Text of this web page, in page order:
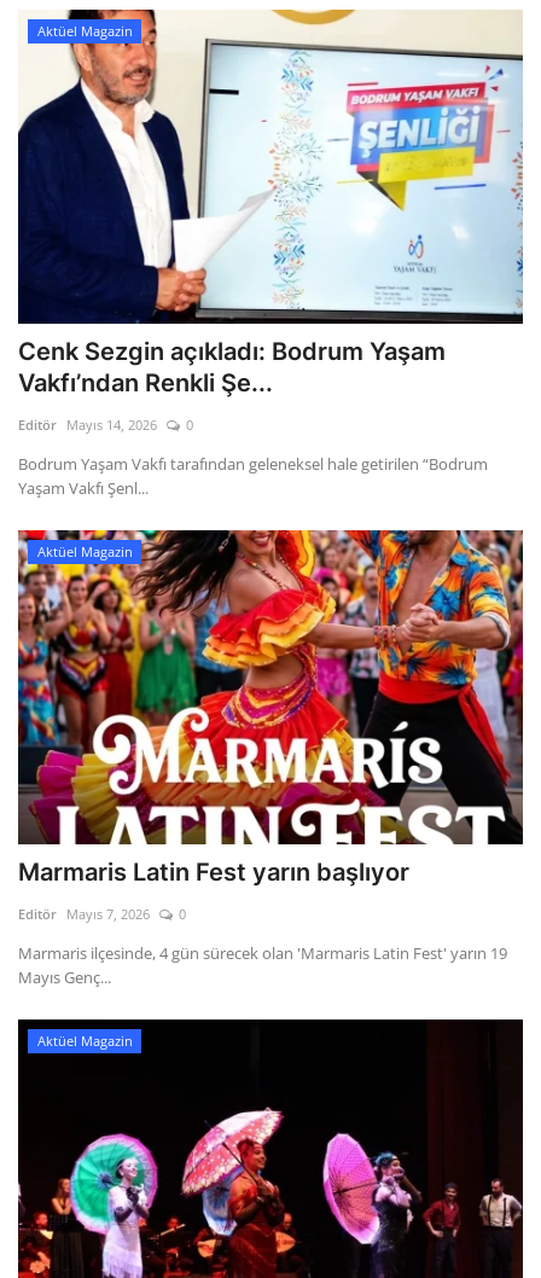
Aktüel Magazin
Cenk Sezgin açıkladı: Bodrum Yaşam
Vakfı’ndan Renkli Şe...
Editör Mayıs 14, 2026 0
Bodrum Yaşam Vakfı tarafından geleneksel hale getirilen “Bodrum
Yaşam Vakfı Şenl...
Aktüel Magazin
Marmaris Latin Fest yarın başlıyor
Editör Mayıs 7, 2026 0
Marmaris ilçesinde, 4 gün sürecek olan 'Marmaris Latin Fest' yarın 19
Mayıs Genç...
Aktüel Magazin